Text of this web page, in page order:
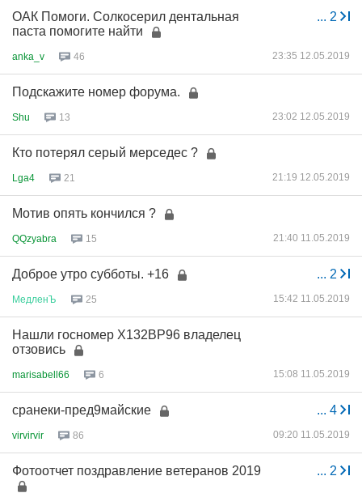
... 2
ОАК Помоги. Солкосерил дентальная
паста помогите найти
anka_v 46 23:35 12.05.2019
Подскажите номер форума.
Shu 13 23:02 12.05.2019
Кто потерял серый мерседес ?
Lga4 21 21:19 12.05.2019
Мотив опять кончился ?
QQzyabra 15 21:40 11.05.2019
... 2
Доброе утро субботы. +16
МедленЪ 25 15:42 11.05.2019
Нашли госномер Х132ВР96 владелец
отзовись
marisabell66 6 15:08 11.05.2019
... 4
сранеки-пред9майские
virvirvir 86 09:20 11.05.2019
... 2
Фотоотчет поздравление ветеранов 2019